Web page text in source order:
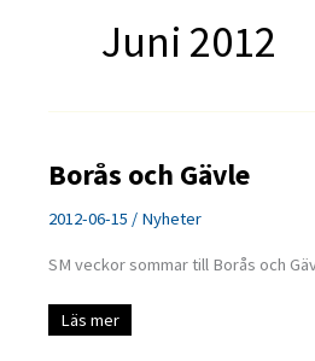
Juni 2012
Borås och Gävle
2012-06-15 / Nyheter
SM veckor sommar till Borås och
Borås
och
Läs mer